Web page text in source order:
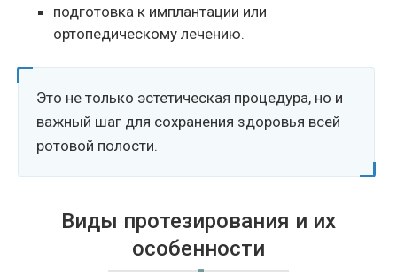
подготовка к имплантации или
ортопедическому лечению.
Это не только эстетическая процедура, но и
важный шаг для сохранения здоровья всей
ротовой полости.
Виды протезирования и их
особенности